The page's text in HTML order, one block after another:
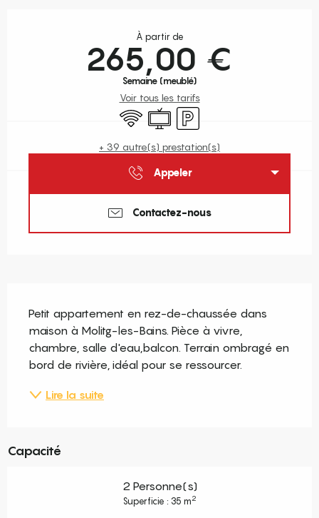
À partir de
265,00 €
Semaine (meublé)
Voir tous les tarifs
WiFi Télévision
Parking
+ 39 autre(s) prestation(s)
Appeler
Contactez-nous
Petit appartement en rez-de-chaussée dans
maison à Molitg-les-Bains. Pièce à vivre,
chambre, salle d'eau,balcon. Terrain ombragé en
bord de rivière, idéal pour se ressourcer.
Lire la suite
Capacité
2 Personne(s)
Superficie : 35 m2